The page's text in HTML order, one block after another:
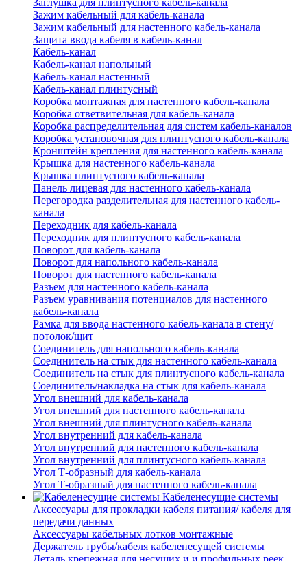
Заглушка для плинтусного кабель-канала
Зажим кабельный для кабель-канала
Зажим кабельный для настенного кабель-канала
Защита ввода кабеля в кабель-канал
Кабель-канал
Кабель-канал напольный
Кабель-канал настенный
Кабель-канал плинтусный
Коробка монтажная для настенного кабель-канала
Коробка ответвительная для кабель-канала
Коробка распределительная для систем кабель-каналов
Коробка установочная для плинтусного кабель-канала
Кронштейн крепления для настенного кабель-канала
Крышка для настенного кабель-канала
Крышка плинтусного кабель-канала
Панель лицевая для настенного кабель-канала
Перегородка разделительная для настенного кабель-
канала
Переходник для кабель-канала
Переходник для плинтусного кабель-канала
Поворот для кабель-канала
Поворот для напольного кабель-канала
Поворот для настенного кабель-канала
Разъем для настенного кабель-канала
Разъем уравнивания потенциалов для настенного
кабель-канала
Рамка для ввода настенного кабель-канала в стену/
потолок/щит
Соединитель для напольного кабель-канала
Соединитель на стык для настенного кабель-канала
Соединитель на стык для плинтусного кабель-канала
Соединитель/накладка на стык для кабель-канала
Угол внешний для кабель-канала
Угол внешний для настенного кабель-канала
Угол внешний для плинтусного кабель-канала
Угол внутренний для кабель-канала
Угол внутренний для настенного кабель-канала
Угол внутренний для плинтусного кабель-канала
Угол Т-образный для кабель-канала
Угол Т-образный для настенного кабель-канала
Кабеленесущие системы
Аксессуары для прокладки кабеля питания/ кабеля для
передачи данных
Аксессуары кабельных лотков монтажные
Держатель трубы/кабеля кабеленесущей системы
Деталь крепежная для несущих и и профильных реек